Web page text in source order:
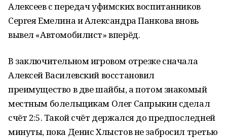
Алексеев с передач уфимских воспитанников
Сергея Емелина и Александра Панкова вновь
вывел «Автомобилист» вперёд.
В заключительном игровом отрезке сначала
Алексей Василевский восстановил
преимущество в две шайбы, а потом знакомый
местным болельщикам Олег Сапрыкин сделал
счёт 2:5. Такой счёт держался до предпоследней
минуты, пока Денис Хлыстов не забросил третью